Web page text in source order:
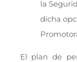
la
dicha
El plan de